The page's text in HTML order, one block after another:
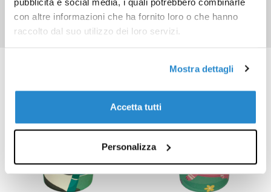
con altre informazioni che ha fornito loro o che hanno
raccolto dal suo utilizzo dei loro servizi.
Mostra dettagli
Accetta tutti
Personalizza